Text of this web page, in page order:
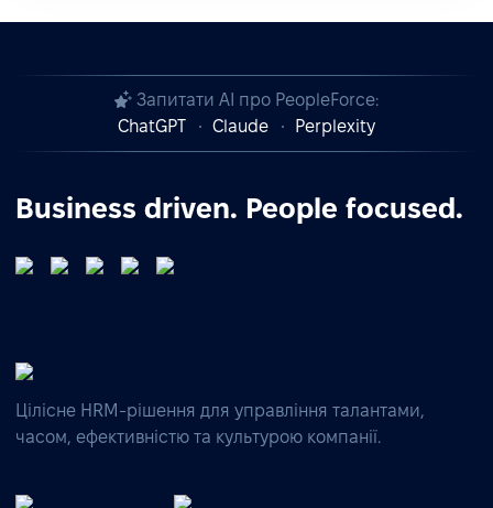
Запитати AI про PeopleForce:
ChatGPT
Claude Perplexity
Business driven. People focused.
Цілісне HRM-рішення для управління талантами,
часом, ефективністю та культурою компанії.